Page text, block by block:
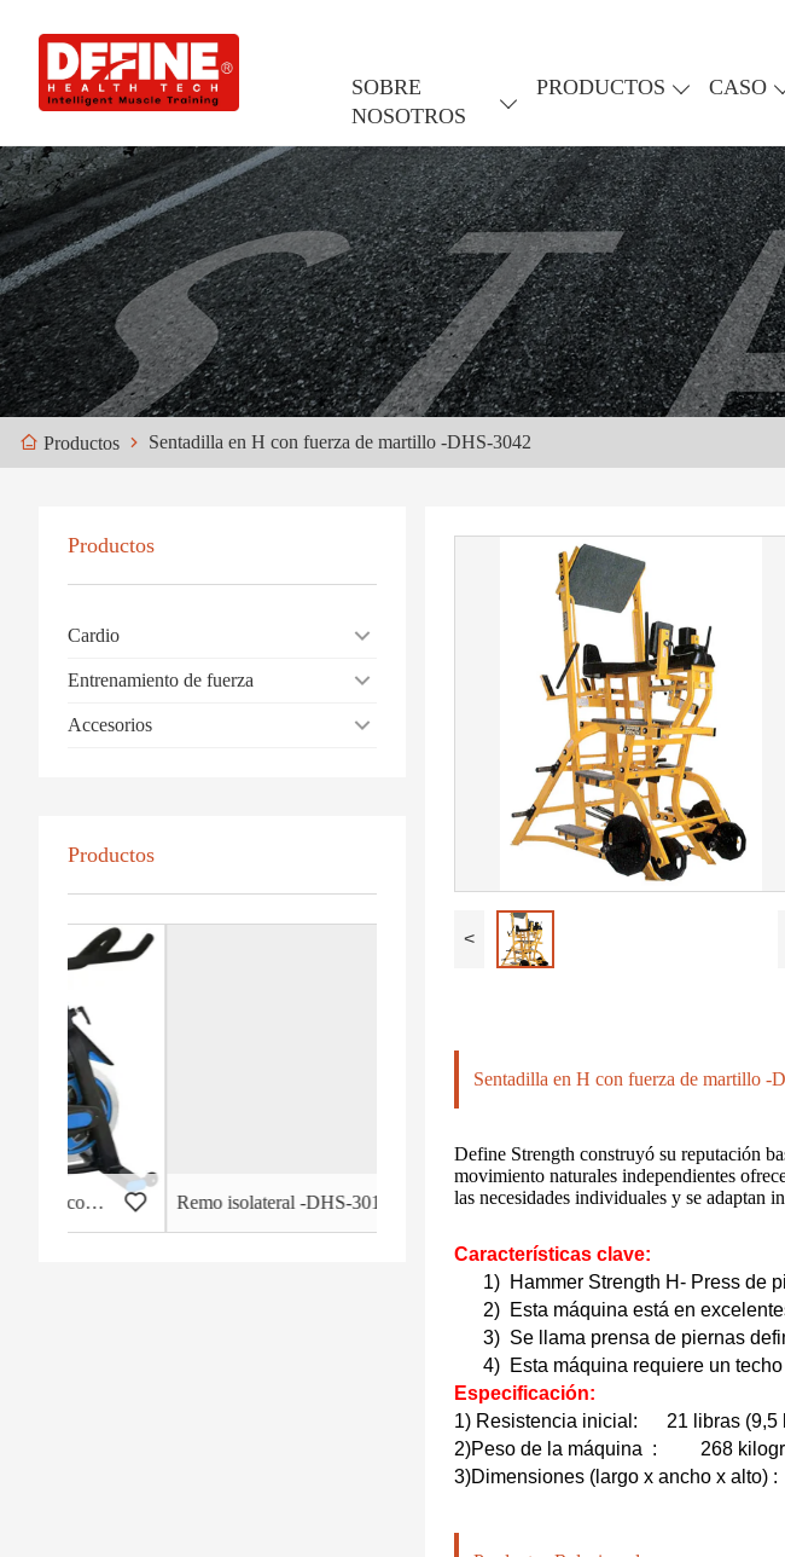
SOBRE
NOSOTROS
PRODUCTOS CASO
Productos Sentadilla en H con fuerza de martillo -DHS-3042
Productos
Cardio
Entrenamiento de fuerza
Accesorios
Productos
Remo isolateral -DHS-3011 CINTA DE CORRER ELÉCTRICA COMERCIAL LIGERA HD-800T
<
Sentadilla en H con fuerza de martillo -
Define Strength construyó su reputación
movimiento naturales independientes
las necesidades individuales y se adaptan
Características clave:
1) Hammer Strength H- Press de
2) Esta máquina está en
3) Se llama prensa de piernas
4) Esta máquina requiere un
Especificación:
1) Resistencia inicial:
21 libras (9,5
2)Peso de la máquina :
268
3)Dimensiones (largo x ancho x alto) :